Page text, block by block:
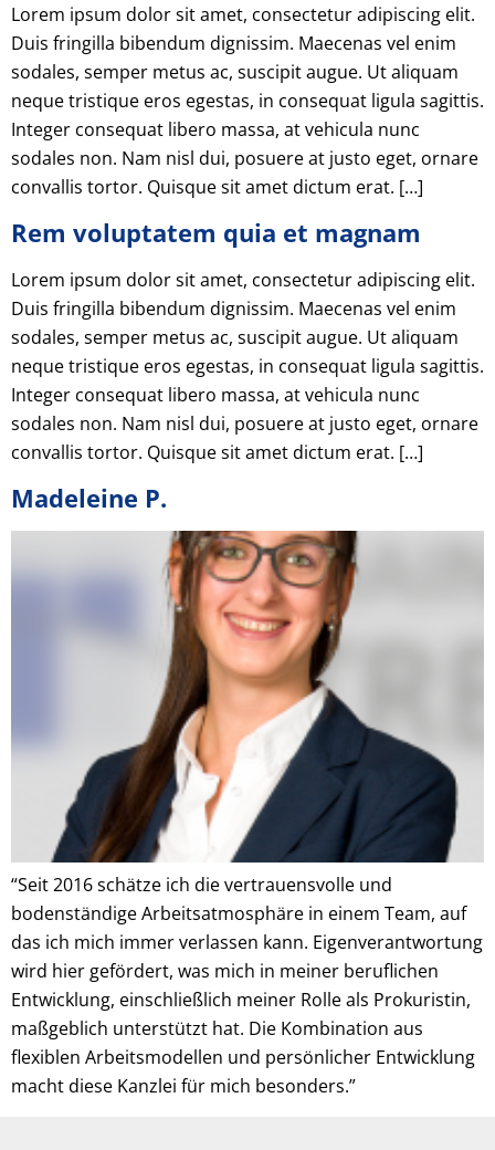
Lorem ipsum dolor sit amet, consectetur adipiscing elit.
Duis fringilla bibendum dignissim. Maecenas vel enim
sodales, semper metus ac, suscipit augue. Ut aliquam
neque tristique eros egestas, in consequat ligula sagittis.
Integer consequat libero massa, at vehicula nunc
sodales non. Nam nisl dui, posuere at justo eget, ornare
convallis tortor. Quisque sit amet dictum erat. […]
Rem voluptatem quia et magnam
Lorem ipsum dolor sit amet, consectetur adipiscing elit.
Duis fringilla bibendum dignissim. Maecenas vel enim
sodales, semper metus ac, suscipit augue. Ut aliquam
neque tristique eros egestas, in consequat ligula sagittis.
Integer consequat libero massa, at vehicula nunc
sodales non. Nam nisl dui, posuere at justo eget, ornare
convallis tortor. Quisque sit amet dictum erat. […]
Madeleine P.
“Seit 2016 schätze ich die vertrauensvolle und
bodenständige Arbeitsatmosphäre in einem Team, auf
das ich mich immer verlassen kann. Eigenverantwortung
wird hier gefördert, was mich in meiner beruflichen
Entwicklung, einschließlich meiner Rolle als Prokuristin,
maßgeblich unterstützt hat. Die Kombination aus
flexiblen Arbeitsmodellen und persönlicher Entwicklung
macht diese Kanzlei für mich besonders.”